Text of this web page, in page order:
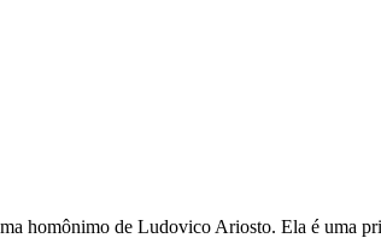
homônimo de Ludovico Ariosto. Ela é uma